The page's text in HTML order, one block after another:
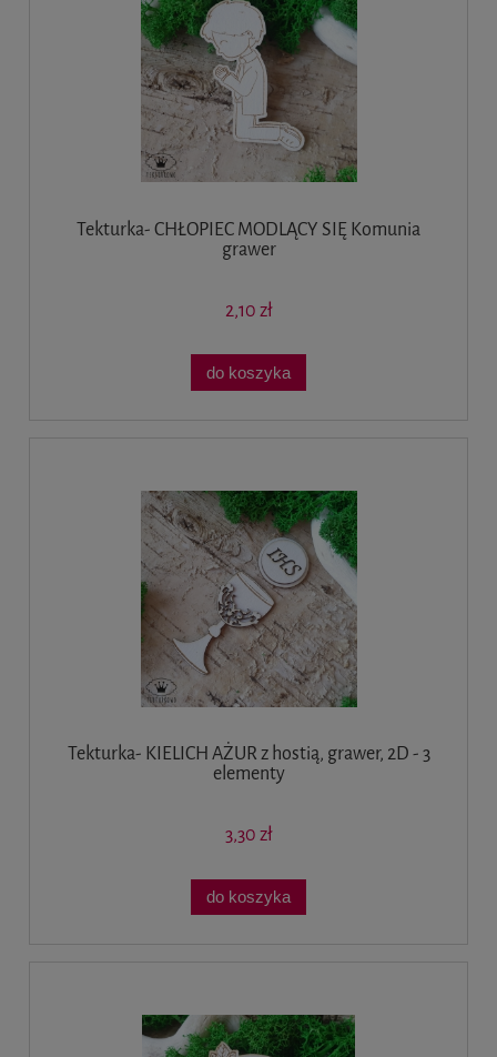
Tekturka- CHŁOPIEC MODLĄCY SIĘ Komunia
grawer
2,10 zł
do koszyka
Tekturka- KIELICH AŻUR z hostią, grawer, 2D - 3
elementy
3,30 zł
do koszyka